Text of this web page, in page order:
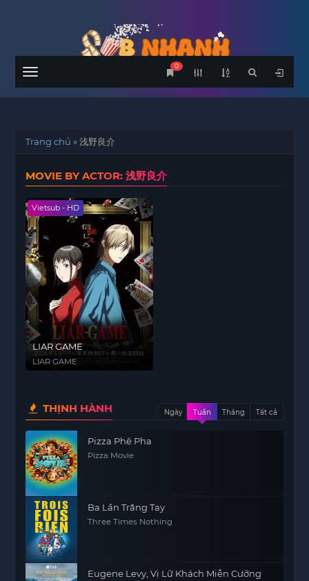
Menu
0
Trang chủ »浅野良介
MOVIE BY ACTOR: 浅野良介
Vietsub - HD
LIAR GAME
LIAR GAME
THỊNH HÀNH Ngày Tuần Tháng Tất cả
Pizza Phê Pha
Pizza Movie
Ba Lần Trắng Tay
Three Times Nothing
Eugene Levy, Vị Lữ Khách Miễn Cưỡng